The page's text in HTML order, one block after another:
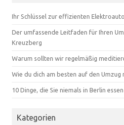
Ihr Schlüssel zur effizienten
Der umfassende Leitfaden für Ihren
Kreuzberg
Warum sollten wir regelmäßig
Wie du dich am besten auf den
10 Dinge, die Sie niemals in Berlin
Kategorien